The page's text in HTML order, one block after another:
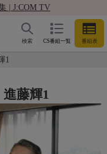
| J:COM TV
CS番組一覧 番組表
検索
1
藤輝1